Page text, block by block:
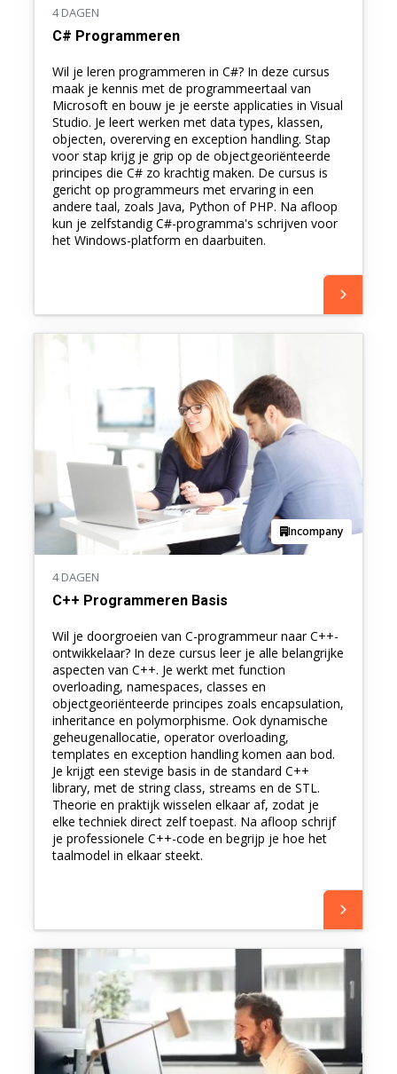
4 DAGEN
C# Programmeren
Wil je leren programmeren in C#? In deze cursus
maak je kennis met de programmeertaal van
Microsoft en bouw je je eerste applicaties in Visual
Studio. Je leert werken met data types, klassen,
objecten, overerving en exception handling. Stap
voor stap krijg je grip op de objectgeoriënteerde
principes die C# zo krachtig maken. De cursus is
gericht op programmeurs met ervaring in een
andere taal, zoals Java, Python of PHP. Na afloop
kun je zelfstandig C#-programma's schrijven voor
het Windows-platform en daarbuiten.
Incompany
4 DAGEN
C++ Programmeren Basis
Wil je doorgroeien van C-programmeur naar C++-
ontwikkelaar? In deze cursus leer je alle belangrijke
aspecten van C++. Je werkt met function
overloading, namespaces, classes en
objectgeoriënteerde principes zoals encapsulation,
inheritance en polymorphisme. Ook dynamische
geheugenallocatie, operator overloading,
templates en exception handling komen aan bod.
Je krijgt een stevige basis in de standard C++
library, met de string class, streams en de STL.
Theorie en praktijk wisselen elkaar af, zodat je
elke techniek direct zelf toepast. Na afloop schrijf
je professionele C++-code en begrijp je hoe het
taalmodel in elkaar steekt.